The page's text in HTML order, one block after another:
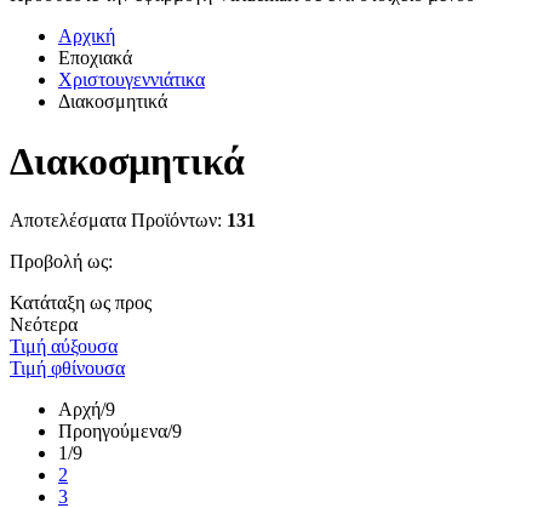
Αρχική
Εποχιακά
Χριστουγεννιάτικα
Διακοσμητικά
Διακοσμητικά
Αποτελέσματα Προϊόντων: 131
Προβολή ως:
Κατάταξη ως προς
Νεότερα
Τιμή αύξουσα
Τιμή φθίνουσα
Αρχή/9
Προηγούμενα/9
1/9
2
3